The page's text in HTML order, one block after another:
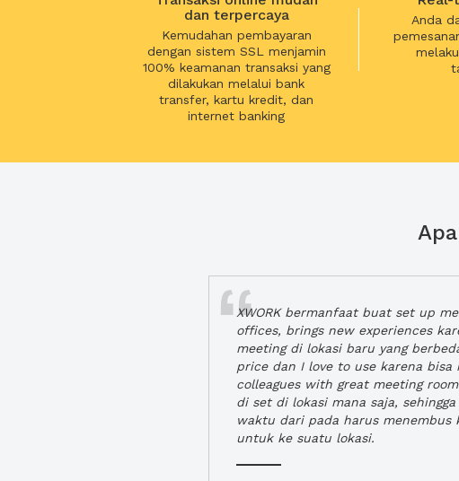
dan terpercaya
Kemudahan pembayaran
dengan sistem SSL menjamin
100% keamanan transaksi yang
dilakukan melalui bank
transfer, kartu kredit, dan
internet banking
Anda
XWORK bermanfaat buat set up
offices, brings new experiences
meeting di lokasi baru yang
price dan I love to use karena bisa
colleagues with great meeting
di set di lokasi mana saja,
waktu dari pada harus menembus
untuk ke suatu lokasi.